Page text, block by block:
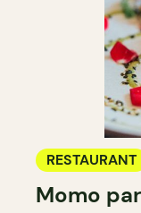
RESTAURANT
Momo